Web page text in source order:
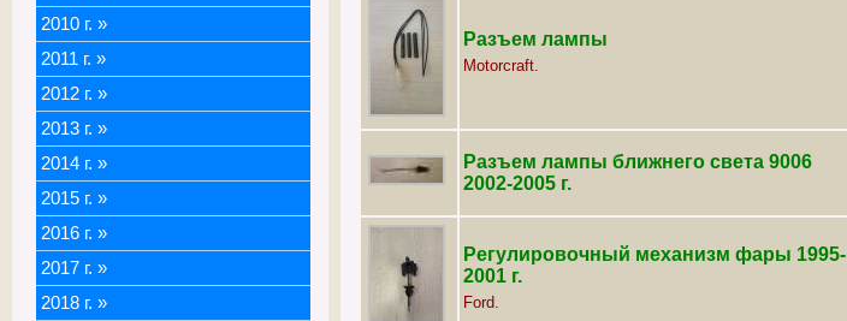
2010 г. »
2011 г. »
2012 г. »
2013 г. »
2014 г. »
2015 г. »
2016 г. »
2017 г. »
2018 г. »
Разъем лампы
Motorcraft.
Разъем лампы ближнего света 9006
2002-2005 г.
Регулировочный механизм фары 1995-
2001 г.
Ford.